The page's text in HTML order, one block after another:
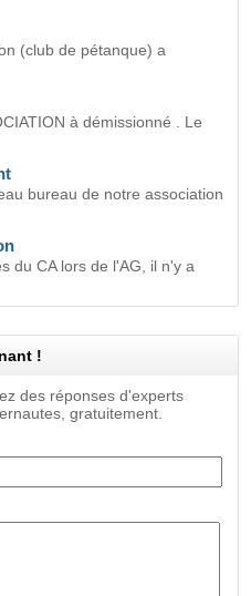
(club de pétanque) a
à démissionné . Le
bureau de notre association
du CA lors de l'AG, il n'y a
!
des réponses d'experts
gratuitement.